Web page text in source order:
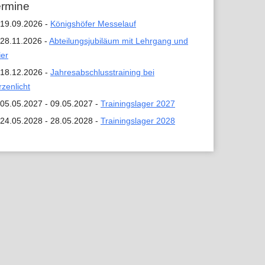
19.09.2026 - Königshöfer Messelauf
28.11.2026 - Abteilungsjubiläum mit Lehrgang und
18.12.2026 - Jahresabschlusstraining bei
05.05.2027 - 09.05.2027 - Trainingslager 2027
24.05.2028 - 28.05.2028 - Trainingslager 2028